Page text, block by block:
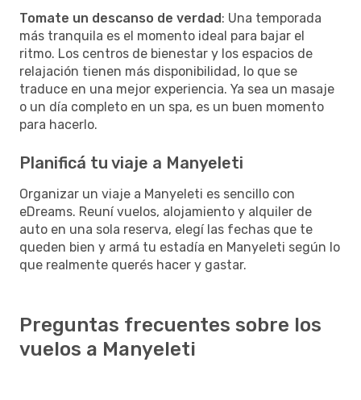
Tomate un descanso de verdad: Una temporada
más tranquila es el momento ideal para bajar el
ritmo. Los centros de bienestar y los espacios de
relajación tienen más disponibilidad, lo que se
traduce en una mejor experiencia. Ya sea un masaje
o un día completo en un spa, es un buen momento
para hacerlo.
Planificá tu viaje a Manyeleti
Organizar un viaje a Manyeleti es sencillo con
eDreams. Reuní vuelos, alojamiento y alquiler de
auto en una sola reserva, elegí las fechas que te
queden bien y armá tu estadía en Manyeleti según lo
que realmente querés hacer y gastar.
Preguntas frecuentes sobre los
vuelos a Manyeleti